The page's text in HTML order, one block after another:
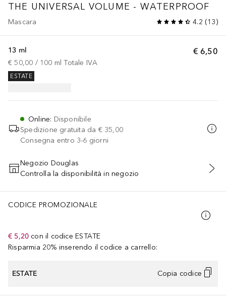
THE UNIVERSAL VOLUME - WATERPROOF
Mascara 4.2 (13)
€ 6,50
13 ml
€ 50,00 / 100 ml Totale IVA
ESTATE
Online: Disponibile
Spedizione gratuita da € 35,00
Consegna entro 3-6 giorni
AGGIUNGI AL CARRELLO
Negozio Douglas
Controlla la disponibilità in negozio
CODICE PROMOZIONALE
€ 5,20 con il codice ESTATE
Risparmia 20% inserendo il codice a carrello:
ESTATE Copia codice